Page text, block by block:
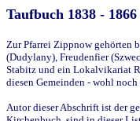
Taufbuch 1838 -
Zur Pfarrei Zippnow gehörten
(Dudylany), Freudenfier
Stabitz und ein Lokalvikariat
diesen Gemeinden - wohl
Autor dieser Abschrift ist der